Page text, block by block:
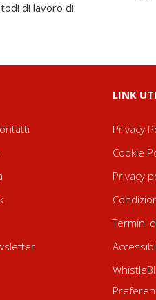
di lavoro di
LINK
Privacy
Cookie
Privacy
Termini